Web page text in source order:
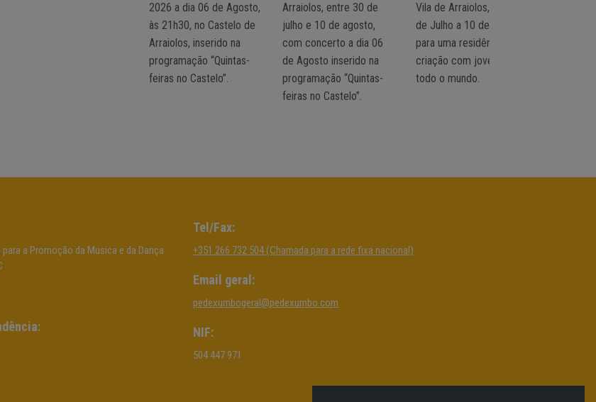
2026 a dia 06 de Agosto,
às 21h30, no Castelo de
Arraiolos, inserido na
programação “Quintas-
feiras no Castelo”.
Arraiolos, entre 30 de
julho e 10 de agosto,
com concerto a dia 06
de Agosto inserido na
programação “Quintas-
feiras no Castelo”.
Vila de Arraiolos, de 30
de Julho a 10 de Agosto,
para uma residência de
criação com jovens de
todo o mundo.
a Promoção da Musica e da Dança
Tel/Fax:
+351 266 732 504 (Chamada para a rede fixa nacional)
Email geral:
pedexumbogeral@pedexumbo.com
NIF:
504 447 971